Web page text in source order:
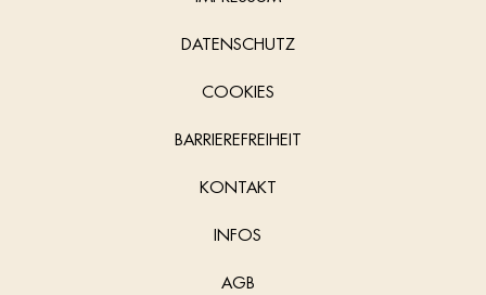
DATENSCHUTZ
COOKIES
BARRIEREFREIHEIT
KONTAKT
INFOS
AGB